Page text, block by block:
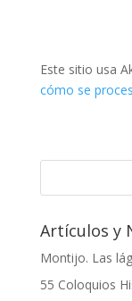
Este sitio usa
cómo se
Artículos y
Montijo. Las
55 Coloquios